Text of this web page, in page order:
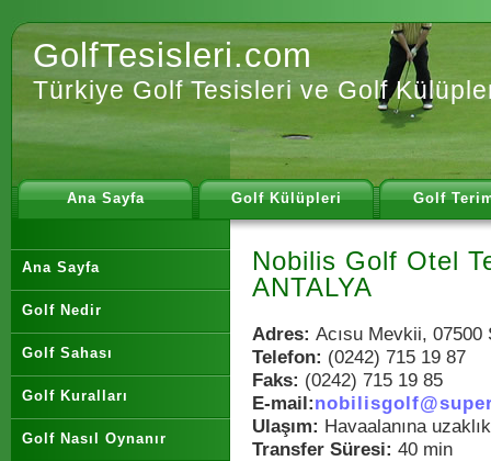
GolfTesisleri.com
Türkiye Golf Tesisleri ve Golf
Ana Sayfa Golf Külüpleri Golf
Ana Sayfa
Golf Nedir
Golf Sahası
Golf Kuralları
Golf Nasıl Oynanır
Nobilis Golf Otel
ANTALYA
Adres: Acısu Mevkii, 07500
Telefon: (0242) 715 19 87
Faks: (0242) 715 19 85
E-mail:
Ulaşım: Havaalanına
Transfer Süresi: 40 min